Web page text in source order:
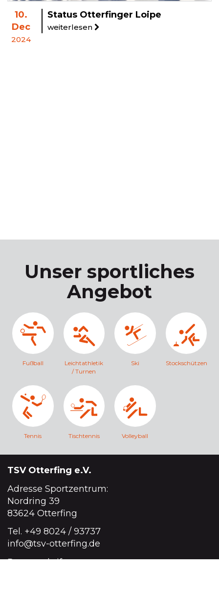
10.
Dec
2024
Status Otterfinger Loipe
weiterlesen
Unser sportliches
Angebot
Fußball
Leichtathletik
/ Turnen
Ski Stockschützen
Tennis Tischtennis Volleyball
TSV Otterfing e.V.
Adresse Sportzentrum:
Nordring 39
83624 Otterfing
Tel. +49 8024 / 93737
info@tsv-otterfing.de
Postanschrift: